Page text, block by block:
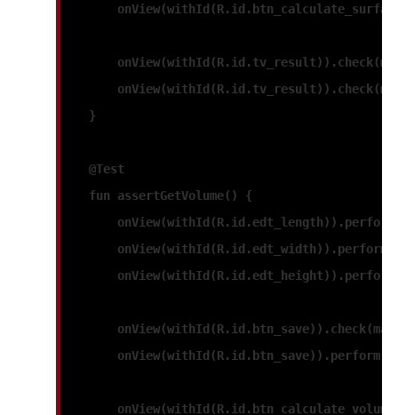
    }
    @Test
    fun
assertGetVolume() {